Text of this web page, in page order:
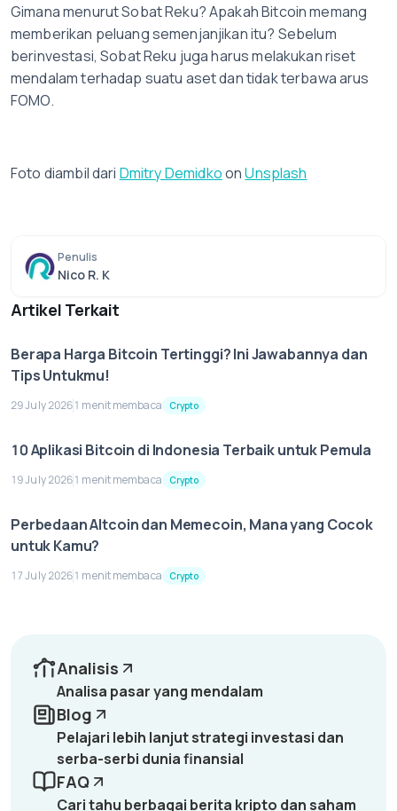
Gimana menurut Sobat Reku? Apakah Bitcoin memang
memberikan peluang semenjanjikan itu? Sebelum
berinvestasi, Sobat Reku juga harus melakukan riset
mendalam terhadap suatu aset dan tidak terbawa arus
FOMO.
Foto diambil dari Dmitry DemidkoonUnsplash
Penulis
Nico R. K
Artikel Terkait
Berapa Harga Bitcoin Tertinggi? Ini Jawabannya dan
Tips Untukmu!
29 July 20261 menit membaca Crypto
10 Aplikasi Bitcoin di Indonesia Terbaik untuk Pemula
19 July 20261 menit membaca Crypto
Perbedaan Altcoin dan Memecoin, Mana yang Cocok
untuk Kamu?
17 July 20261 menit membaca Crypto
Analisis
Analisa pasar yang mendalam
Blog
Pelajari lebih lanjut strategi investasi dan
serba-serbi dunia finansial
FAQ
Cari tahu berbagai berita kripto dan saham